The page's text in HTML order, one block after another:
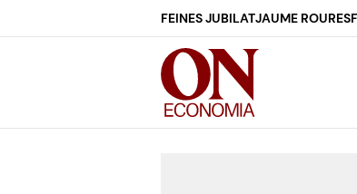
FEINES JUBILATJAUME ROURES